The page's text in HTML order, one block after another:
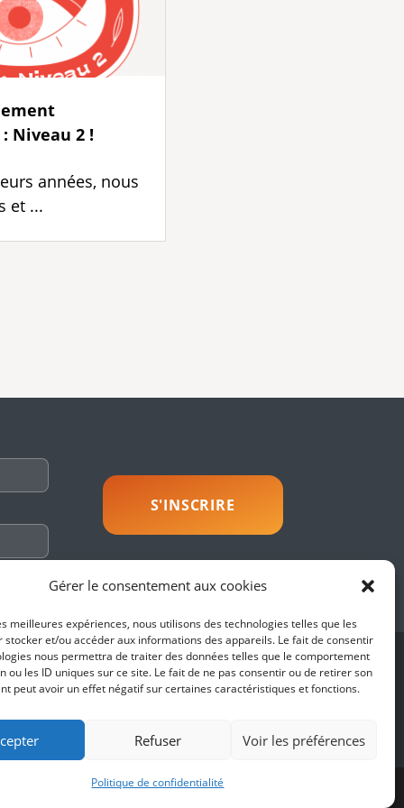
Gérer le consentement aux cookies
meilleures expériences, nous utilisons des technologies telles que les
stocker et/ou accéder aux informations des appareils. Le fait de consentir
nous permettra de traiter des données telles que le comportement
ou les ID uniques sur ce site. Le fait de ne pas consentir ou de retirer son
peut avoir un effet négatif sur certaines caractéristiques et fonctions.
Refuser Voir les préférences
Politique de confidentialité
Niveau 2 !
années, nous
et ...
SUIVEZ-NOUS